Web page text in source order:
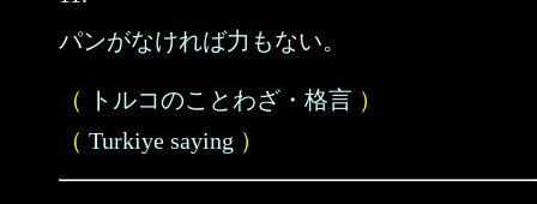
パンがなければ力もない。
（ トルコのことわざ・格言 ）
（ Turkiye saying ）